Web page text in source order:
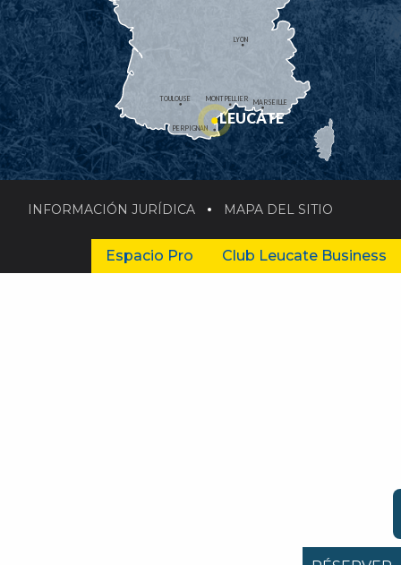
MONTPELLIER
PERPIGNAN
MARSEILLE
TOULOUSE
LYON
LEUCATE
INFORMACIÓN JURÍDICA MAPA DEL SITIO
Espacio Pro Club Leucate Business